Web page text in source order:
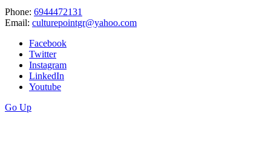
Phone: 6944472131
Email: culturepointgr@yahoo.com
Facebook
Twitter
Instagram
LinkedIn
Youtube
Go Up